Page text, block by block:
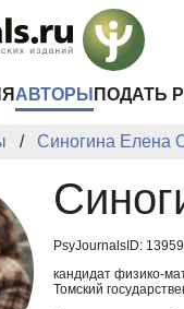
АВТОРЫ ПОДАТЬ
Синогина Елена
PsyJournalsID: 13959
кандидат физико-
Томский